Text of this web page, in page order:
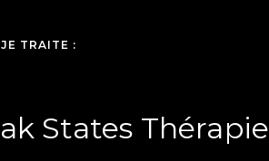
TRAITE :
States Thérapie